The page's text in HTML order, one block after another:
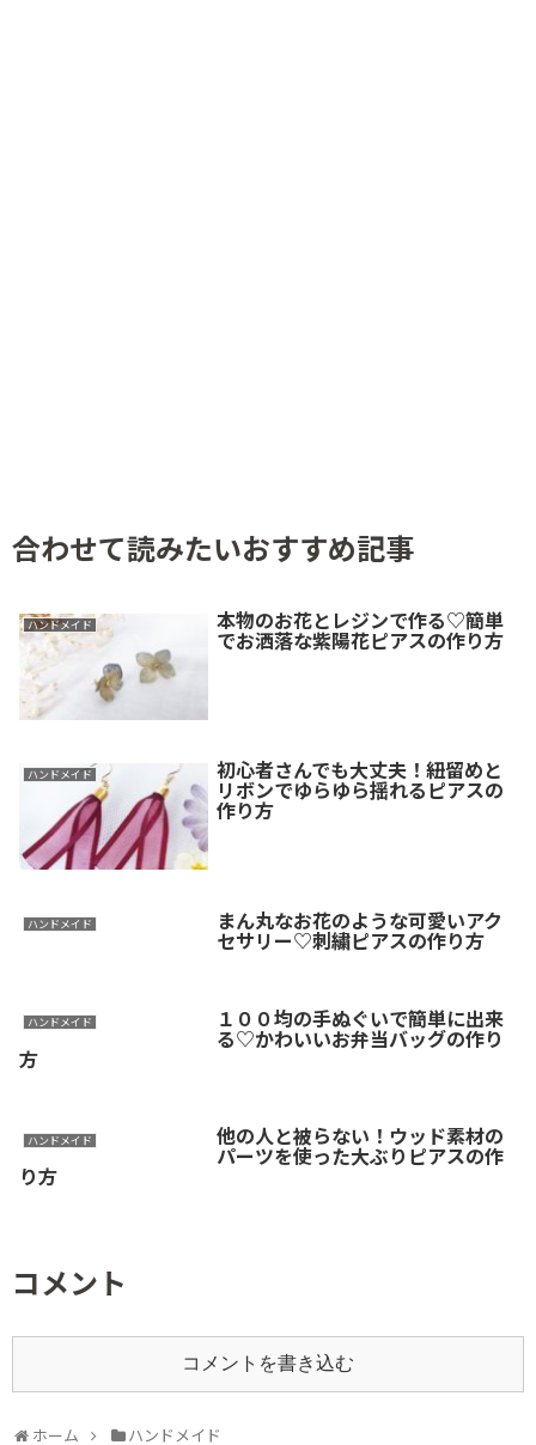
合わせて読みたいおすすめ記事
ハンドメイド 本物のお花とレジンで作る♡簡単
でお洒落な紫陽花ピアスの作り方
ハンドメイド 初心者さんでも大丈夫！紐留めと
リボンでゆらゆら揺れるピアスの
作り方
ハンドメイド まん丸なお花のような可愛いアク
セサリー♡刺繍ピアスの作り方
ハンドメイド １００均の手ぬぐいで簡単に出来
る♡かわいいお弁当バッグの作り
方
ハンドメイド 他の人と被らない！ウッド素材の
パーツを使った大ぶりピアスの作
り方
コメント
コメントを書き込む
ホーム ハンドメイド